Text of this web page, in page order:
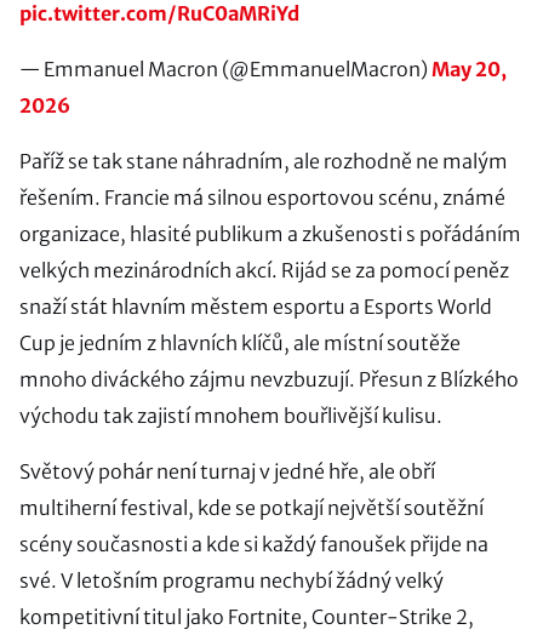
pic.twitter.com/RuC0aMRiYd
— Emmanuel Macron (@EmmanuelMacron) May 20,
2026
Paříž se tak stane náhradním, ale rozhodně ne malým
řešením. Francie má silnou esportovou scénu, známé
organizace, hlasité publikum a zkušenosti s pořádáním
velkých mezinárodních akcí. Rijád se za pomocí peněz
snaží stát hlavním městem esportu a Esports World
Cup je jedním z hlavních klíčů, ale místní soutěže
mnoho diváckého zájmu nevzbuzují. Přesun z Blízkého
východu tak zajistí mnohem bouřlivější kulisu.
Světový pohár není turnaj v jedné hře, ale obří
multiherní festival, kde se potkají největší soutěžní
scény současnosti a kde si každý fanoušek přijde na
své. V letošním programu nechybí žádný velký
kompetitivní titul jako Fortnite, Counter-Strike 2,